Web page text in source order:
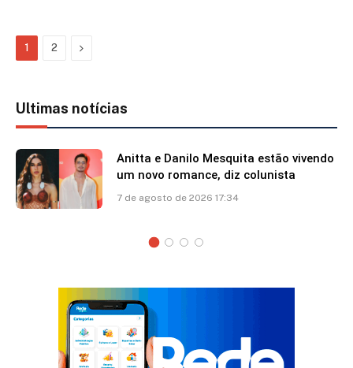
1 2 Next
Ultimas notícias
Anitta e Danilo Mesquita estão vivendo
um novo romance, diz colunista
7 de agosto de 2026 17:34